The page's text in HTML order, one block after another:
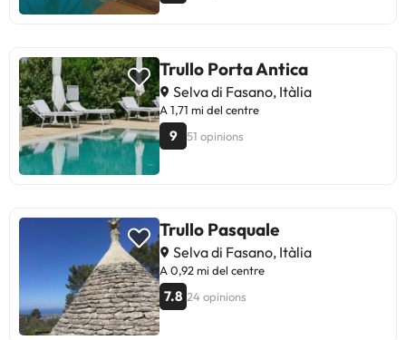
Trullo Porta Antica
Selva di Fasano, Itàlia
A 1,71 mi del centre
9 51 opinions
Trullo Pasquale
Selva di Fasano, Itàlia
A 0,92 mi del centre
7.8 24 opinions